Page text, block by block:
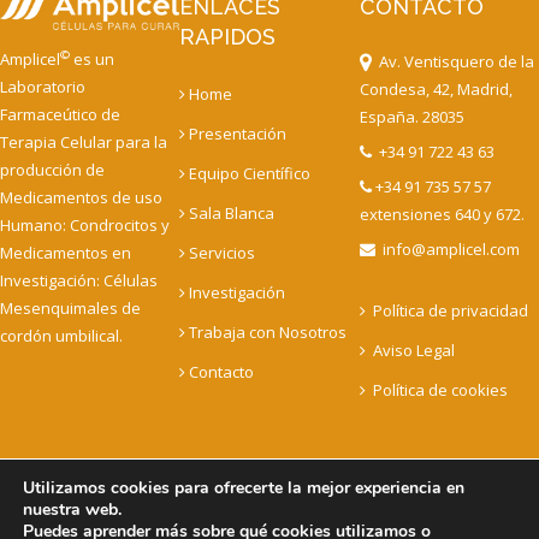
Amplicel© es un
Laboratorio
Farmaceútico de
Terapia Celular para la
producción de
Medicamentos de uso
Humano: Condrocitos y
Medicamentos en
Investigación: Células
Mesenquimales de
cordón umbilical.
ENLACES
RAPIDOS
Home
Presentación
Equipo Científico
Sala Blanca
Servicios
Investigación
Trabaja con Nosotros
Contacto
CONTACTO
Av. Ventisquero de la
Condesa, 42, Madrid,
España. 28035
+34 91 722 43 63
+34 91 735 57 57
extensiones 640 y 672.
info@amplicel.com
Política de privacidad
Aviso Legal
Política de cookies
Copyright © 2022 Amplicel - Celulas para curar. todos los
Utilizamos cookies para ofrecerte la mejor experiencia en
nuestra web.
Puedes aprender más sobre qué cookies utilizamos o